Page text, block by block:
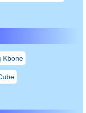
Kbone